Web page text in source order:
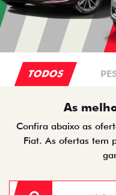
TODOS
As
Confira abaixo as
Fiat. As ofertas tem